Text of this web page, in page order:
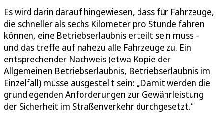
Es wird darin darauf hingewiesen, dass für Fahrzeuge,
die schneller als sechs Kilometer pro Stunde fahren
können, eine Betriebserlaubnis erteilt sein muss –
und das treffe auf nahezu alle Fahrzeuge zu. Ein
entsprechender Nachweis (etwa Kopie der
Allgemeinen Betriebserlaubnis, Betriebserlaubnis im
Einzelfall) müsse ausgestellt sein: „Damit werden die
grundlegenden Anforderungen zur Gewährleistung
der Sicherheit im Straßenverkehr durchgesetzt.“